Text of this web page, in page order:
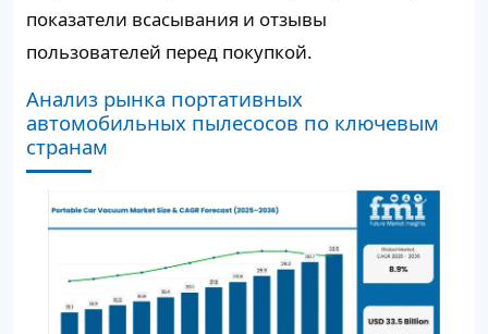
показатели всасывания и отзывы
пользователей перед покупкой.
Анализ рынка портативных
автомобильных пылесосов по ключевым
странам